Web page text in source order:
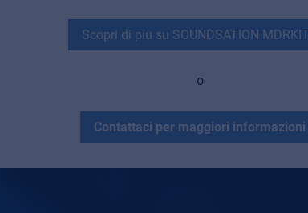
Scopri di più su SOUNDSATION
o
Contattaci per maggiori informazioni